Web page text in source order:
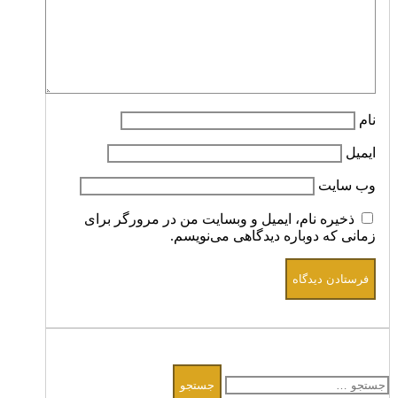
نام
ایمیل
وب‌ سایت
ذخیره نام، ایمیل و وبسایت من در مرورگر برای
زمانی که دوباره دیدگاهی می‌نویسم.
برای: